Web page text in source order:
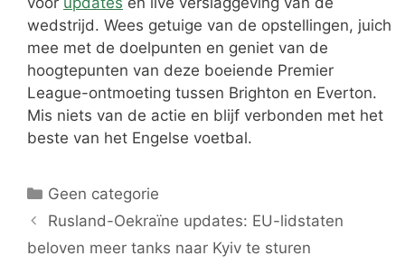
wedstrijd. Wees getuige van de opstellingen, juich
mee met de doelpunten en geniet van de
hoogtepunten van deze boeiende Premier
League-ontmoeting tussen Brighton en Everton.
Mis niets van de actie en blijf verbonden met het
beste van het Engelse voetbal.
Categorieën
Geen categorie
Rusland-Oekraïne updates: EU-lidstaten
beloven meer tanks naar Kyiv te sturen